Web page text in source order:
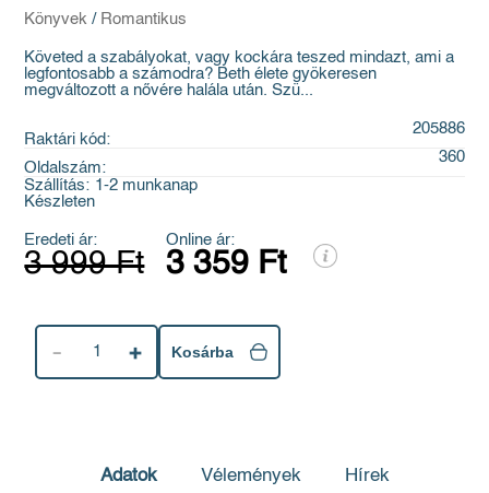
Könyvek / Romantikus
Követed a szabályokat, vagy kockára teszed mindazt, ami a
legfontosabb a számodra? Beth élete gyökeresen
megváltozott a nővére halála után. Szü...
Raktári kód:
205886
Oldalszám:
360
Szállítás: 1-2 munkanap
Készleten
Eredeti ár:
3 999 Ft
Online ár:
3 359 Ft
1 Kosárba
Adatok Vélemények Hírek